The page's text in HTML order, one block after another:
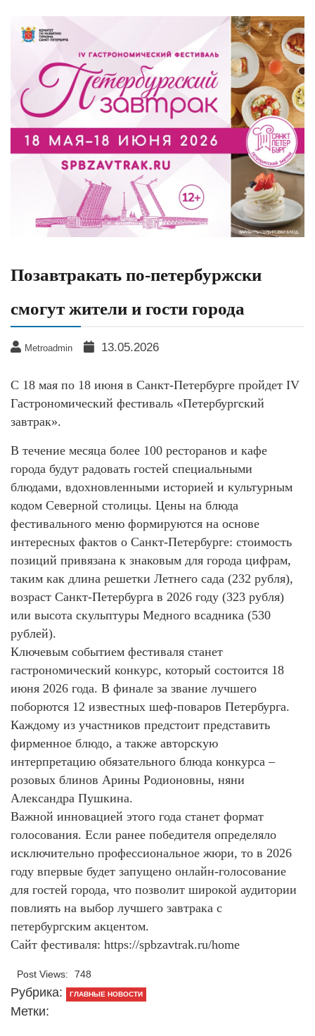
Позавтракать по-петербуржски
смогут жители и гости города
Metroadmin 13.05.2026
С 18 мая по 18 июня в Санкт-Петербурге пройдет IV
Гастрономический фестиваль «Петербургский
завтрак».
В течение месяца более 100 ресторанов и кафе
города будут радовать гостей специальными
блюдами, вдохновленными историей и культурным
кодом Северной столицы. Цены на блюда
фестивального меню формируются на основе
интересных фактов о Санкт-Петербурге: стоимость
позиций привязана к знаковым для города цифрам,
таким как длина решетки Летнего сада (232 рубля),
возраст Санкт-Петербурга в 2026 году (323 рубля)
или высота скульптуры Медного всадника (530
рублей).
Ключевым событием фестиваля станет
гастрономический конкурс, который состоится 18
июня 2026 года. В финале за звание лучшего
поборются 12 известных шеф-поваров Петербурга.
Каждому из участников предстоит представить
фирменное блюдо, а также авторскую
интерпретацию обязательного блюда конкурса –
розовых блинов Арины Родионовны, няни
Александра Пушкина.
Важной инновацией этого года станет формат
голосования. Если ранее победителя определяло
исключительно профессиональное жюри, то в 2026
году впервые будет запущено онлайн-голосование
для гостей города, что позволит широкой аудитории
повлиять на выбор лучшего завтрака с
петербургским акцентом.
Сайт фестиваля: https://spbzavtrak.ru/home
Post Views: 748
Рубрика: ГЛАВНЫЕ НОВОСТИ
Метки: